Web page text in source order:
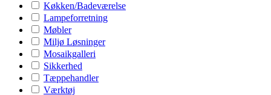
Køkken/Badeværelse
Lampeforretning
Møbler
Miljø Løsninger
Mosaikgalleri
Sikkerhed
Tæppehandler
Værktøj